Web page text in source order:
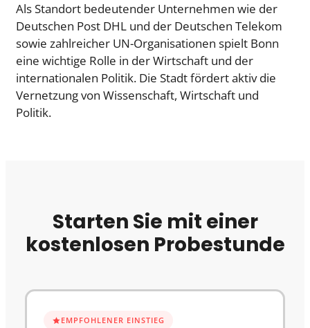
Als Standort bedeutender Unternehmen wie der
Deutschen Post DHL und der Deutschen Telekom
sowie zahlreicher UN-Organisationen spielt Bonn
eine wichtige Rolle in der Wirtschaft und der
internationalen Politik. Die Stadt fördert aktiv die
Vernetzung von Wissenschaft, Wirtschaft und
Politik.
Starten Sie mit einer
kostenlosen Probestunde
EMPFOHLENER EINSTIEG